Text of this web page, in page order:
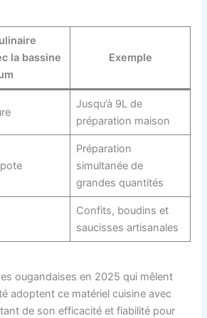
la bassine
Exemple
Jusqu’à 9L de
préparation maison
Préparation
simultanée de
grandes quantités
Confits, boudins et
saucisses artisanales
ougandaises en 2025 qui mêlent
adoptent ce matériel cuisine avec
de son efficacité et fiabilité pour